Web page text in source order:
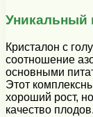
Уникальный
Кристалон с
соотношение
основными
Этот
хороший рост,
качество плодов.